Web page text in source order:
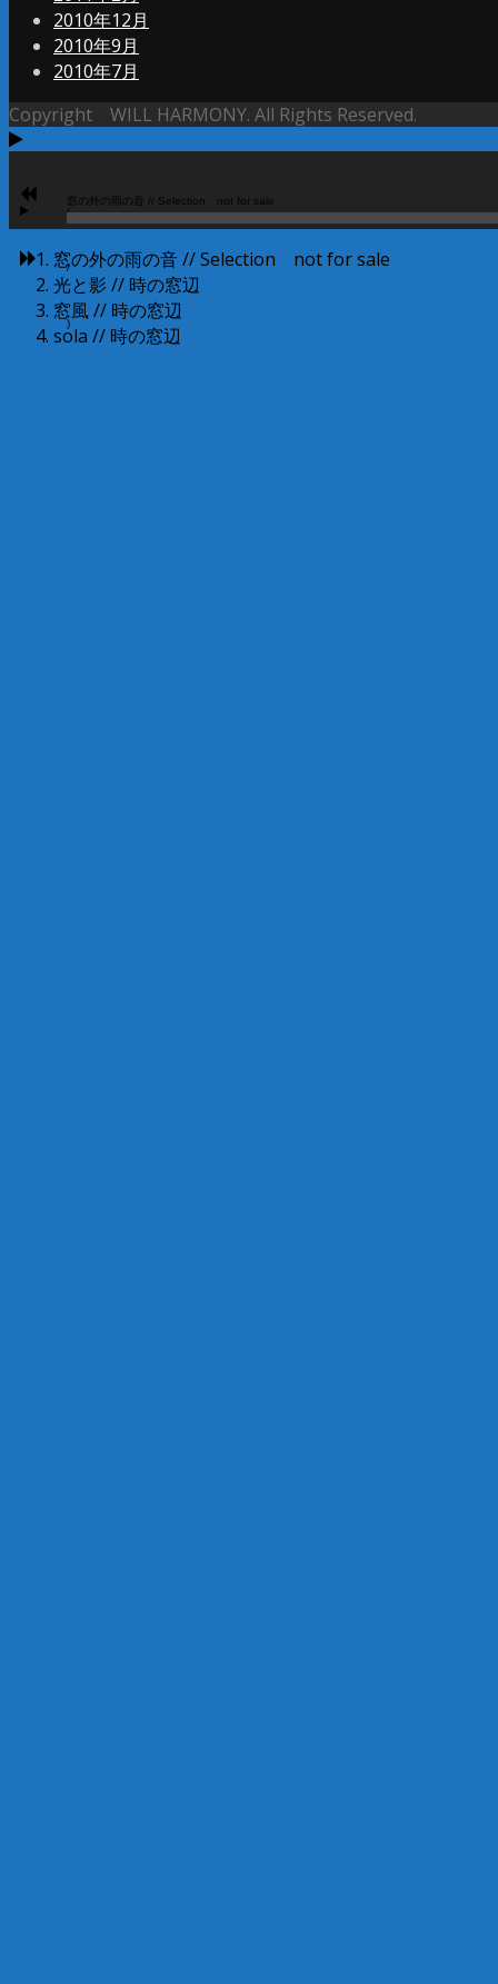
2010年12月
2010年9月
2010年7月
Copyright WILL HARMONY. All Rights Reserved.
声
プ
ー
窓の外の雨の音 // Selection not for sale
(
/
)
窓の外の雨の音 //Selection not for sale
光と影 // 時の窓辺
窓風 // 時の窓辺
sola // 時の窓辺